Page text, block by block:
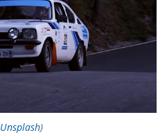
Unsplash)